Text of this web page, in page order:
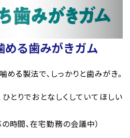
める歯みがきガム
る製法で、しっかりと歯みがき。
とりでおとなしくしていてほしい
時間、在宅勤務の会議中）